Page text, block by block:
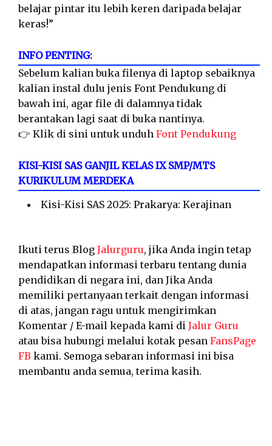
belajar pintar itu lebih keren daripada belajar
keras!”
INFO PENTING:
Sebelum kalian buka filenya di laptop sebaiknya
kalian instal dulu jenis Font Pendukung di
bawah ini, agar file di dalamnya tidak
berantakan lagi saat di buka nantinya.
👉 Klik di sini untuk unduh Font Pendukung
KISI-KISI SAS GANJIL KELAS IX SMP/MTS
KURIKULUM MERDEKA
Kisi-Kisi SAS 2025: Prakarya: Kerajinan
Ikuti terus Blog Jalurguru, jika Anda ingin tetap
mendapatkan informasi terbaru tentang dunia
pendidikan di negara ini, dan Jika Anda
memiliki pertanyaan terkait dengan informasi
di atas, jangan ragu untuk mengirimkan
Komentar / E-mail kepada kami di Jalur Guru
atau bisa hubungi melalui kotak pesan FansPage
FB kami. Semoga sebaran informasi ini bisa
membantu anda semua, terima kasih.